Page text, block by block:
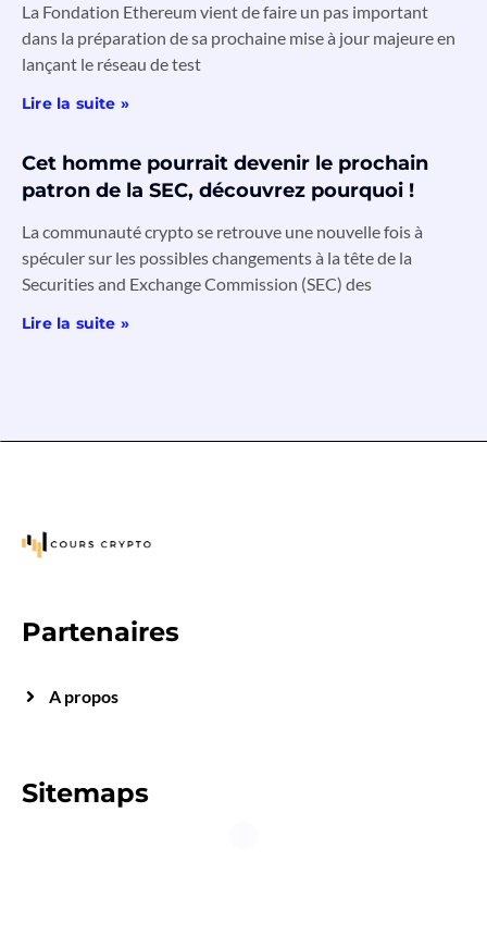
La Fondation Ethereum vient de faire un pas important
dans la préparation de sa prochaine mise à jour majeure en
lançant le réseau de test
Lire la suite »
Cet homme pourrait devenir le prochain
patron de la SEC, découvrez pourquoi !
La communauté crypto se retrouve une nouvelle fois à
spéculer sur les possibles changements à la tête de la
Securities and Exchange Commission (SEC) des
Lire la suite »
Partenaires
A propos
Sitemaps